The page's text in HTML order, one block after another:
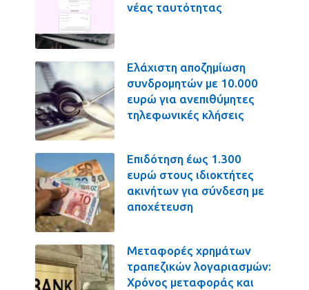
νέας ταυτότητας
Ελάχιστη αποζημίωση
συνδρομητών με 10.000
ευρώ για ανεπιθύμητες
τηλεφωνικές κλήσεις
Επιδότηση έως 1.300
ευρώ στους ιδιοκτήτες
ακινήτων για σύνδεση με
αποχέτευση
Μεταφορές χρημάτων
τραπεζικών λογαριασμών:
Χρόνος μεταφοράς και